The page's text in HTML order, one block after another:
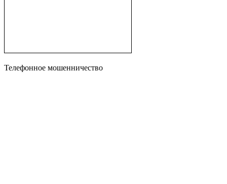
Телефонное мошенничество